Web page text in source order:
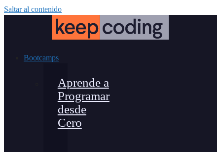
Saltar al contenido
Bootcamps
Aprende a
Programar
desde
Cero